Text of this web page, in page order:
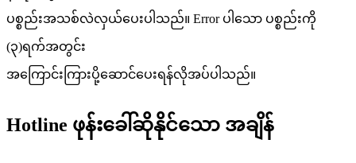
ပစ္စည်းအသစ်လဲလှယ်ပေးပါသည်။ Error ပါသော ပစ္စည်းကို
(၃)ရက်အတွင်း
အကြောင်းကြားပို့ဆောင်ပေးရန်လိုအပ်ပါသည်။
Hotline ဖုန်းခေါ်ဆိုနိုင်သော အချိန်